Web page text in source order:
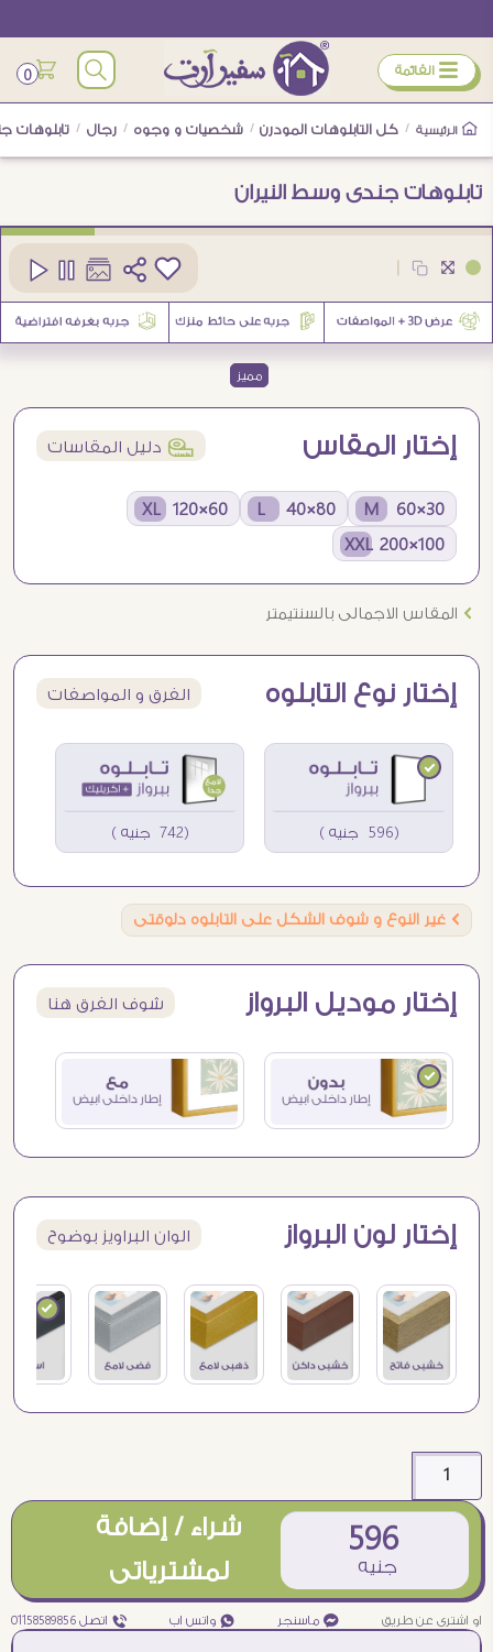
ÿ القائمة 0
الرئيسية / كل التابلوهات المودرن / شخصيات و وجوه / رجال / تابلوهات
تابلوهات جندى وسط النيران
مميز
إختار المقاس í دليل المقاسات
30×60 M
80×40 L
60×120 XL
100×200 XXL
Ö المقاس الاجمالى بالسنتيمتر
إختار نوع التابلوه الفرق و المواصفات
(596 جنيه ) (742 جنيه )
Ö غير النوع و شوف الشكل على التابلوه دلوقتى
إختار موديل البرواز شوف الفرق هنا
إختار لون البرواز الوان البراويز بوضوح
596
جنيه
شراء / إضافة
لمشترياتى
او اشترى عن طريق ¥ ماسنجر ₧ واتس اب ƒ اتصل 01158589856